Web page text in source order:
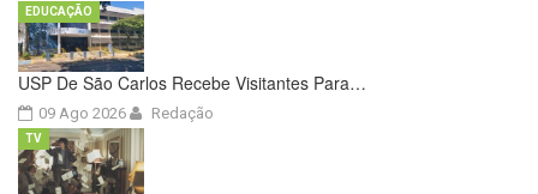
USP De São Carlos Recebe Visitantes Para…
09 Ago 2026
EDUCAÇÃO
Redação
TV